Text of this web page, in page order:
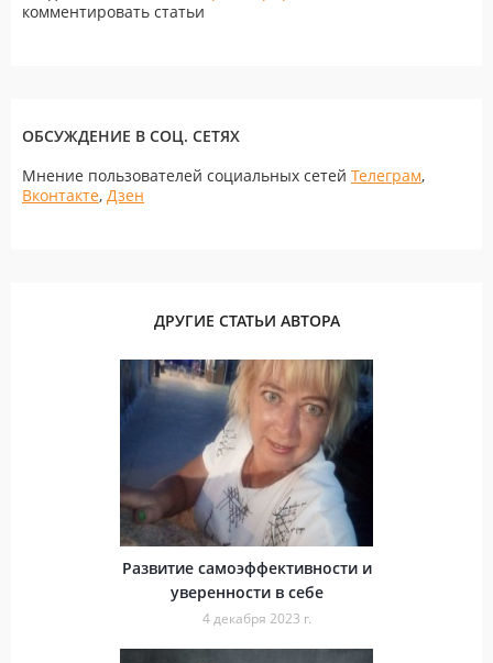
комментировать статьи
ОБСУЖДЕНИЕ В СОЦ. СЕТЯХ
Мнение пользователей социальных сетей Телеграм,
Вконтакте, Дзен
ДРУГИЕ СТАТЬИ АВТОРА
Развитие самоэффективности и
уверенности в себе
4 декабря 2023 г.